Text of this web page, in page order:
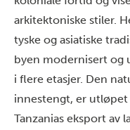
arkitektoniske stiler.
tyske og asiatiske
byen modernisert og
i flere etasjer. Den
innestengt, er utløpet
Tanzanias eksport av